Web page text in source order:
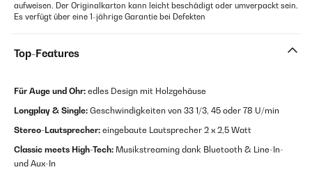
aufweisen. Der Originalkarton kann leicht beschädigt oder umverpackt sein.
Es verfügt über eine 1-jährige Garantie bei Defekten
Top-Features
Für Auge und Ohr: edles Design mit Holzgehäuse
Longplay & Single: Geschwindigkeiten von 33 1/3, 45 oder 78 U/min
Stereo-Lautsprecher: eingebaute Lautsprecher 2 x 2,5 Watt
Classic meets High-Tech: Musikstreaming dank Bluetooth & Line-In-
und Aux-In